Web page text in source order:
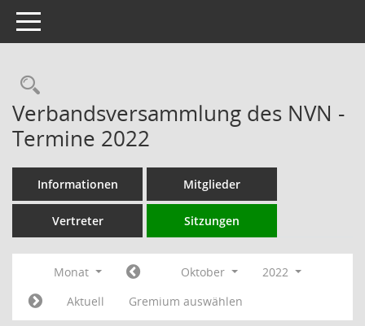
Toggle navigation
Rechercheauswahl
Verbandsversammlung des NVN -
Termine 2022
Informationen Mitglieder
Vertreter Sitzungen
Monat Oktober
2022
Aktuell
Gremium auswählen